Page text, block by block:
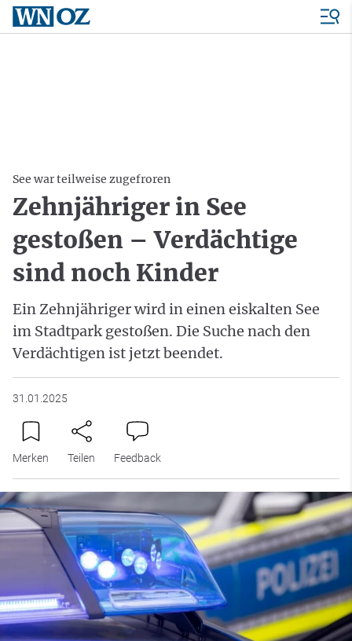
See war teilweise zugefroren
Zehnjähriger in See
gestoßen – Verdächtige
sind noch Kinder
Ein Zehnjähriger wird in einen eiskalten See
im Stadtpark gestoßen. Die Suche nach den
Verdächtigen ist jetzt beendet.
31.01.2025
Merken Teilen Feedback